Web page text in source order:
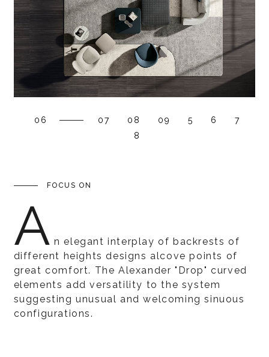
06 07 08 09 5 6
7
8
FOCUS ON
A n elegant interplay of backrests of
different heights designs alcove points of
great comfort. The Alexander "Drop" curved
elements add versatility to the system
suggesting unusual and welcoming sinuous
configurations.